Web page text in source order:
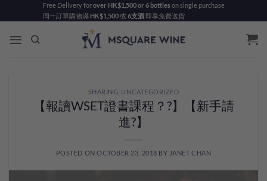
to
content
Free Delivery forover HK$1,500 or 6 bottleson single purchase
同一訂單購物滿 HK$1,500或 6支酒即享免費送貨
SHARING UNCATEGORIZED
【報讀WSET證書課程？?】【新手請
進?】
POSTED ONOCTOBER 23, 2018 BY JANET CHAN